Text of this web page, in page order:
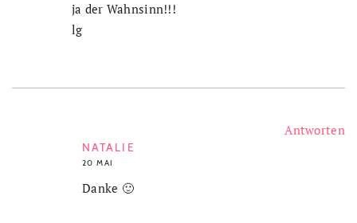
ja der Wahnsinn!!!
lg
NATALIE
20 MAI
Danke 🙂
Antworten